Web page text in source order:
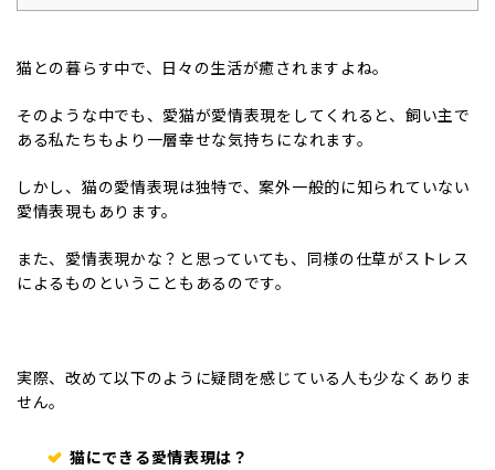
猫との暮らす中で、日々の生活が癒されますよね。
そのような中でも、愛猫が愛情表現をしてくれると、飼い主で
ある私たちもより一層幸せな気持ちになれます。
しかし、猫の愛情表現は独特で、案外一般的に知られていない
愛情表現もあります。
また、愛情表現かな？と思っていても、同様の仕草がストレス
によるものということもあるのです。
実際、改めて以下のように疑問を感じている人も少なくありま
せん。
猫にできる愛情表現は？